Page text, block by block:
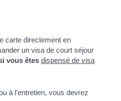
carte directement en
un visa de court séjour
vous êtes dispensé de visa
à l'entretien, vous devrez